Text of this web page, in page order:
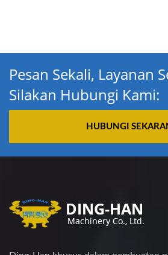
Pesan Sekali, Layanan
Silakan Hubungi Kami:
HUBUNGI